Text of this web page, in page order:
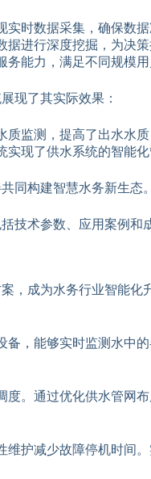
实时数据采集，确保数据
据进行深度挖掘，为决策
务能力，满足不同规模用
现了其实际效果：
质监测，提高了出水水
实现了供水系统的智能
同构建智慧水务新生
技术参数、应用案例
，成为水务行业智能化
，能够实时监测水中
。通过优化供水管网
护减少故障停机时间